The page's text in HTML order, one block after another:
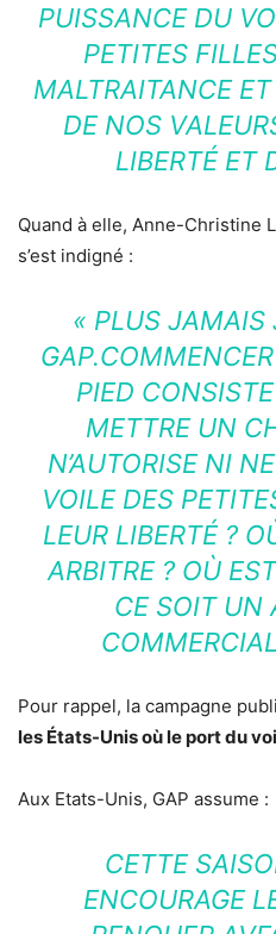
PUISSANCE DU
PETITES
MALTRAITANCE
DE NOS
LIBERTÉ ET
Quand à elle, Anne-Christine
s’est indigné :
« PLUS JAMAIS
PIED
METTRE UN
N’AUTORISE NI
VOILE DES
LEUR LIBERTÉ ?
ARBITRE ? OÙ
CE SOIT UN
Pour rappel, la campagne
les États-Unis où le port du
Aux Etats-Unis, GAP assume :
CETTE
ENCOURAGE